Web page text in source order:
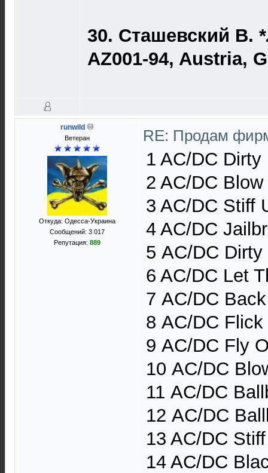
30. Сташевский В.
AZ001-94, Austria,
runwild
Ветеран
Откуда: Одесса-Украина
Сообщений: 3 017
Репутация: 889
RE: Продам
1 AC/DC
2 AC/DC
3 AC/DC Stiff
4 AC/DC
5 AC/DC
6 AC/DC Let
7 AC/DC
8 AC/DC
9 AC/DC Fly
10 AC/DC
11 AC/DC
12 AC/DC
13 AC/DC
14 AC/DC